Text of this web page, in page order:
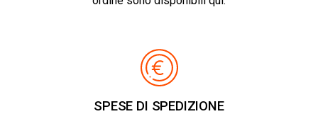
SPESE DI SPEDIZIONE